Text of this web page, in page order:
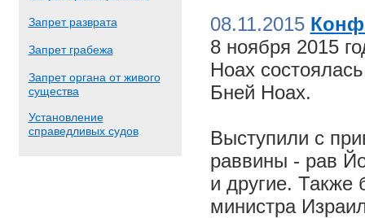
Запрет разврата
Запрет грабежа
Запрет органа от живого
существа
Установление
справедливых судов
08.11.2015
8 ноября 2015
Ноах
Бней Ноах.
Выступили с
раввины - рав
и другие. Также
министра